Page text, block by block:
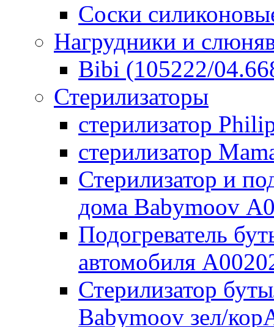
Соски
Нагрудники и
Bibi (105222/
Стерилизаторы
стерилизатор
стерилизатор
Стерилизатор и
дома Babymoov
Подогреватель
автомобиля
Стерилизатор
Babymoov зел/